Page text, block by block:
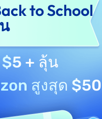
ยน้ำ UPDF จะให้สองตั
to School
+ ลุ้น
สูงสุด $50